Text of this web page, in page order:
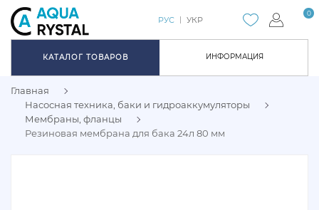
ИНФОРМАЦИЯ
0
РУС УКР
КАТАЛОГ ТОВАРОВ
Главная
Насосная техника, баки и гидроаккумуляторы
Мембраны, фланцы
Резиновая мембрана для бака 24л 80 мм